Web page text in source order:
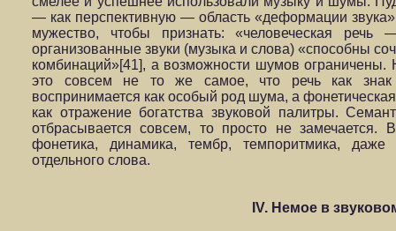
— как перспективную — область «деформации
мужество, чтобы признать: «человеческая речь
организованные звуки (музыка и слова) «способны
комбинаций»[41], а возможности шумов ограничены.
это совсем не то же самое, что речь как знак
воспринимается как особый род шума, а
как отражение богатства звуковой палитры.
отбрасывается совсем, то просто не
фонетика, динамика, тембр, темпоритмика,
отдельного слова.
IV. Немое в